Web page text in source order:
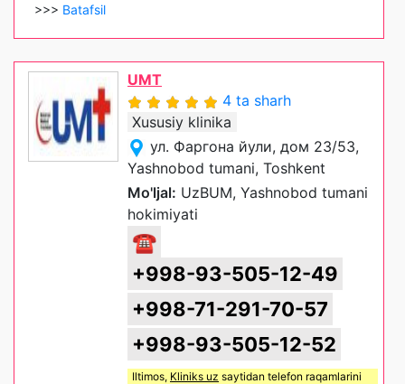
>>> Batafsil
UMT
4 ta sharh
Xususiy klinika
ул. Фаргона йули, дом 23/53,
Yashnobod tumani, Toshkent
Mo'ljal: UzBUM, Yashnobod tumani
hokimiyati
☎
+998-93-505-12-49
+998-71-291-70-57
+998-93-505-12-52
Iltimos, Kliniks uz saytidan telefon raqamlarini